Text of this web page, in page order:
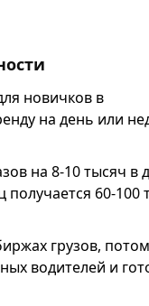
новичков в
на день или
на 8-10 тысяч в
60-100
грузов, потом
водителей и